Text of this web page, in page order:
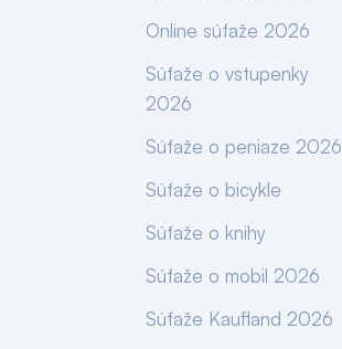
Online súťaže 2026
Súťaže o vstupenky
2026
Súťaže o peniaze 2026
Súťaže o bicykle
Súťaže o knihy
Súťaže o mobil 2026
Súťaže Kaufland 2026